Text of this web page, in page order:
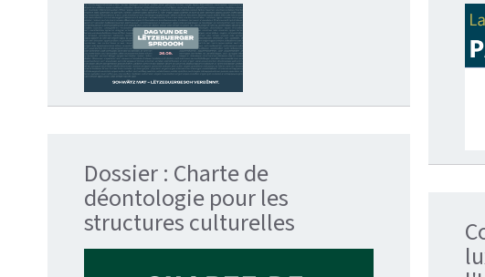
Dossier : Charte de
déontologie pour les
structures culturelles